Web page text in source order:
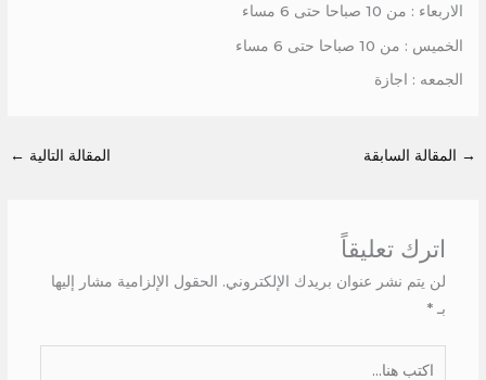
الاربعاء : من 10 صباحا حتى 6 مساء
الخميس : من 10 صباحا حتى 6 مساء
الجمعه : اجازة
→ المقالة السابقة المقالة التالية ←
اترك تعليقاً
لن يتم نشر عنوان بريدك الإلكتروني. الحقول الإلزامية مشار إليها
بـ *